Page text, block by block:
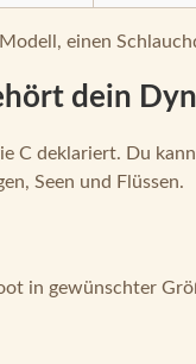
einen
dein
C deklariert. Du
Seen und Flüssen.
in gewünschter